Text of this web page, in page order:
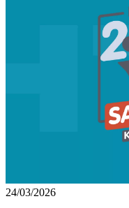
24/03/2026